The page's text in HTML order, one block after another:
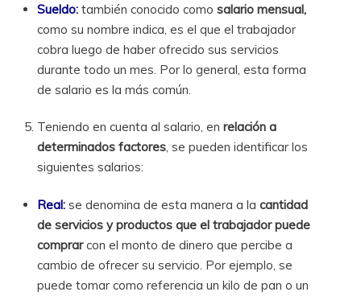
Sueldo: también conocido comosalario mensual,
como su nombre indica, es el que el trabajador
cobra luego de haber ofrecido sus servicios
durante todo un mes. Por lo general, esta forma
de salario es la más común.
Teniendo en cuenta al salario, enrelación a
determinados factores, se pueden identificar los
siguientes salarios:
Real: se denomina de esta manera a la cantidad
de servicios y productos que el trabajador puede
comprarcon el monto de dinero que percibe a
cambio de ofrecer su servicio. Por ejemplo, se
puede tomar como referencia un kilo de pan o un